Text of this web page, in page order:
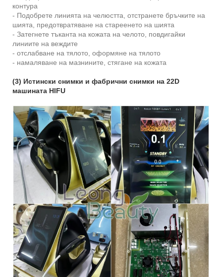
контура
- Подобрете линията на челюстта, отстранете бръчките на
шията, предотвратяване на стареенето на шията
- Затегнете тъканта на кожата на челото, повдигайки
линиите на веждите
- отслабване на тялото, оформяне на тялото
- намаляване на мазнините, стягане на кожата
(3) Истински снимки и фабрични снимки на 22D
машината HIFU